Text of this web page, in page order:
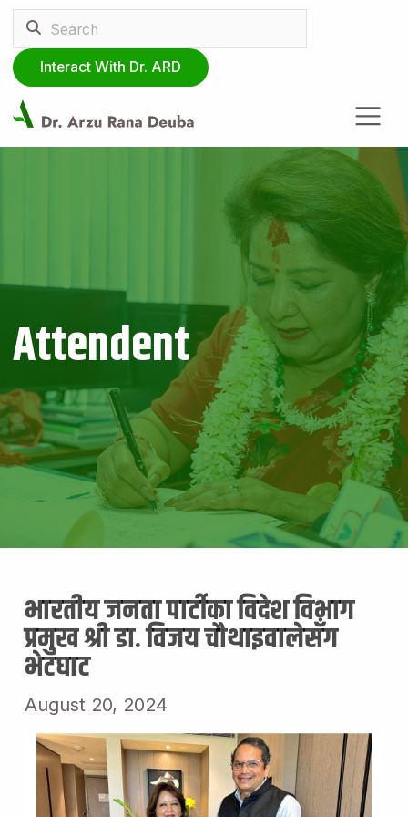
Interact With Dr. ARD
Attendent
भारतीय जनता पार्टीका विदेश विभाग
प्रमुख श्री डा. विजय चौथाइवालेसँग
भेटघाट
August 20, 2024